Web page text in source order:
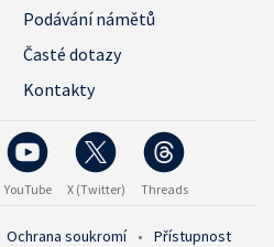
Podávání námětů
Časté dotazy
Kontakty
YouTube X (Twitter) Threads
Ochrana soukromí • Přístupnost